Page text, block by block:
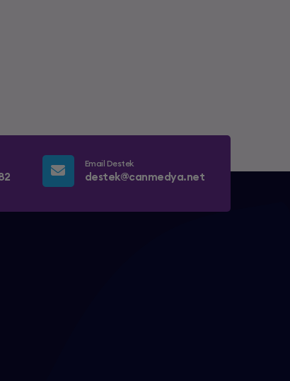
Email Destek
destek@canmedya.net